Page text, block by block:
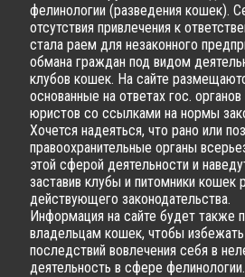
фелинологии (разведения кошек).
отсутствия привлечения к
стала раем для незаконного
обмана граждан под видом
клубов кошек. На сайте
основанные на ответах гос. органов
юристов со ссылками на нормы
Хочется надеяться, что рано или
правоохранительные органы
этой сферой деятельности и
заставив клубы и питомники кошек
действующего законодательства.
Информация на сайте будет также
владельцам кошек, чтобы
последствий вовлечения себя в
деятельность в сфере фелинологии.